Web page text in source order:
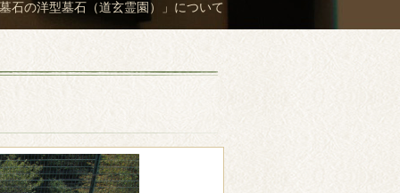
石の洋型墓石（道玄霊園）」について